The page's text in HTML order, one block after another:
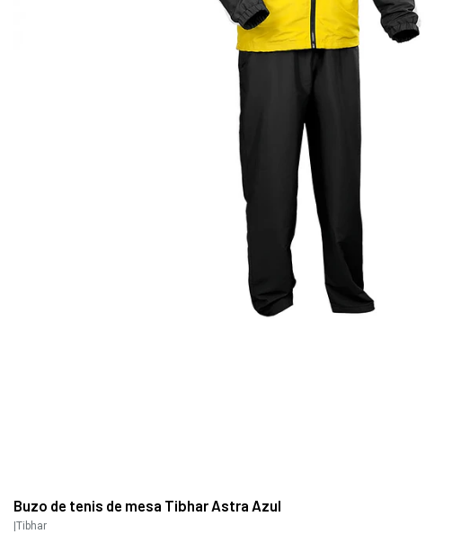
Buzo de tenis de mesa Tibhar Astra Azul
Tibhar